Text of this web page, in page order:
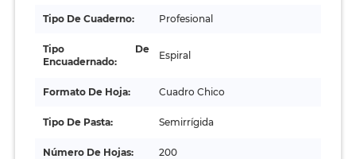
Tipo De Cuaderno: Profesional
Tipo De
Encuadernado:
Espiral
Formato De Hoja: Cuadro Chico
Tipo De Pasta: Semirrígida
Número De Hojas: 200